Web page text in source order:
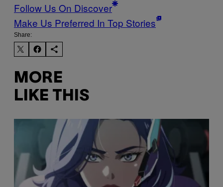
Follow Us On Discover
Make Us Preferred In Top Stories
Share:
MORE
LIKE THIS